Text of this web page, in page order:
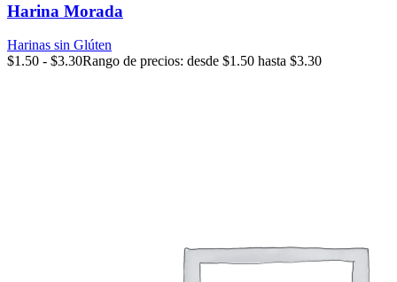
Harina Morada
Harinas sin Glúten
$1.50 - $3.30Rango de precios: desde $1.50 hasta $3.30